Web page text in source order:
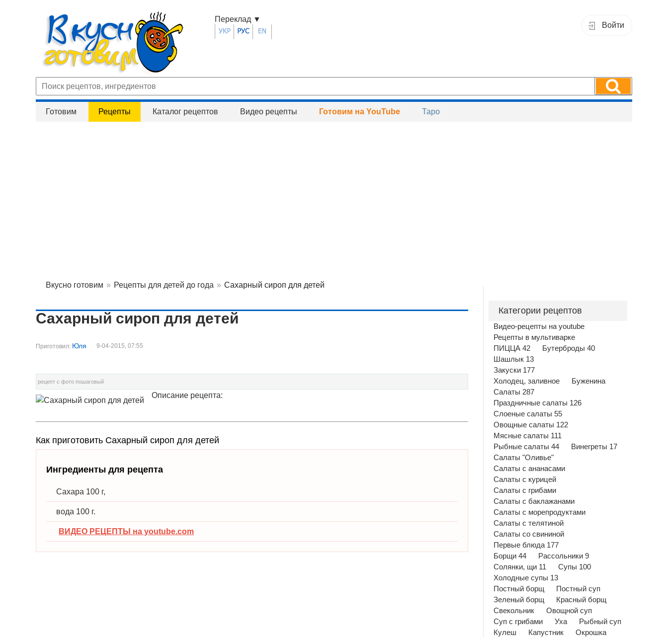
Войти
Переклад ▼
Готовим Рецепты Каталог рецептов Видео рецепты Готовим на YouTube Таро
Вкусно готовим » Рецепты для детей до года » Сахарный сироп для детей
Сахарный сироп для детей
Приготовил: Юля 9-04-2015, 07:55
рецепт с фото пошаговый
Описание рецепта:
Как приготовить Сахарный сироп для детей
Ингредиенты для рецепта
Сахара 100 г,
вода 100 г.
ВИДЕО РЕЦЕПТЫ на youtube.com
Категории рецептов
Видео-рецепты на youtube
Рецепты в мультиварке
ПИЦЦА 42
Бутерброды 40
Шашлык 13
Закуски 177
Холодец, заливное
Буженина
Салаты 287
Праздничные салаты 126
Слоеные салаты 55
Овощные салаты 122
Мясные салаты 111
Рыбные салаты 44
Винегреты 17
Салаты "Оливье"
Салаты с ананасами
Салаты с курицей
Салаты с грибами
Салаты с баклажанами
Салаты с морепродуктами
Салаты с телятиной
Салаты со свининой
Первые блюда 177
Борщи 44
Рассольники 9
Солянки, щи 11
Супы 100
Холодные супы 13
Постный борщ
Постный суп
Зеленый борщ
Красный борщ
Свекольник
Овощной суп
Суп с грибами
Уха
Рыбный суп
Кулеш
Капустник
Окрошка